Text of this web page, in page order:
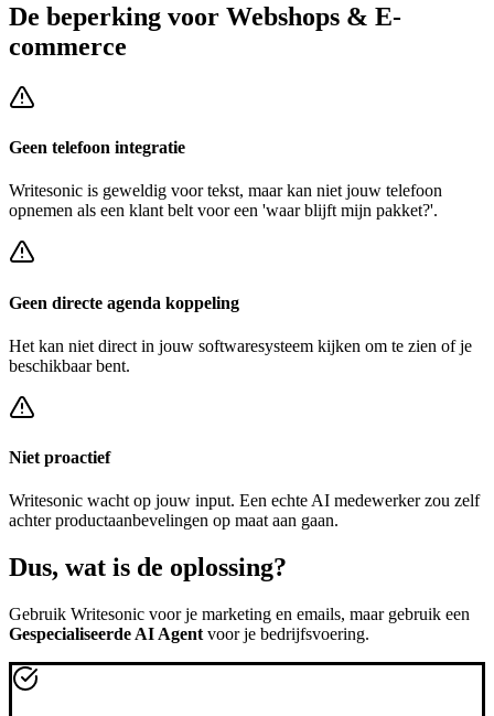
De beperking voor Webshops & E-
commerce
Geen telefoon integratie
Writesonic is geweldig voor tekst, maar kan niet jouw telefoon
opnemen als een klant belt voor een 'waar blijft mijn pakket?'.
Geen directe agenda koppeling
Het kan niet direct in jouw softwaresysteem kijken om te zien of je
beschikbaar bent.
Niet proactief
Writesonic wacht op jouw input. Een echte AI medewerker zou zelf
achterproductaanbevelingen op maataan gaan.
Dus, wat is de oplossing?
Gebruik Writesonic voor je marketing en emails, maar gebruik een
Gespecialiseerde AI Agent voor je bedrijfsvoering.